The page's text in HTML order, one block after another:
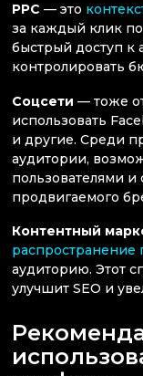
PPC — это
за каждый клик
быстрый доступ к
контролировать
Соцсети — тоже
использовать
и другие. Среди
аудитории,
пользователями и
продвигаемого
Контентный
распространение
аудиторию. Этот
улучшит SEO и